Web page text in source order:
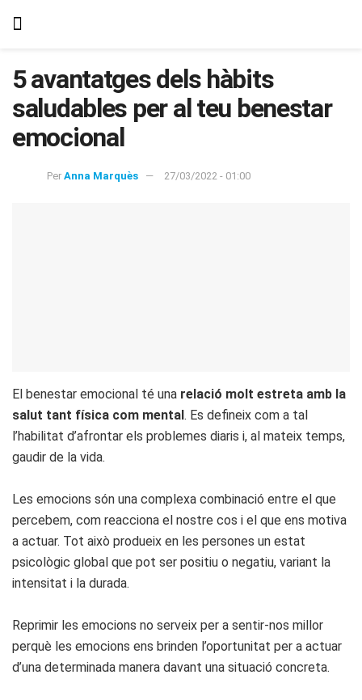
5 avantatges dels hàbits
saludables per al teu benestar
emocional
Per Anna Marquès 27/03/2022 - 01:00
El benestar emocional té una relació molt estreta amb la
salut tant física com mental. Es defineix com a tal
l’habilitat d’afrontar els problemes diaris i, al mateix temps,
gaudir de la vida.
Les emocions són una complexa combinació entre el que
percebem, com reacciona el nostre cos i el que ens motiva
a actuar. Tot això produeix en les persones un estat
psicològic global que pot ser positiu o negatiu, variant la
intensitat i la durada.
Reprimir les emocions no serveix per a sentir-nos millor
perquè les emocions ens brinden l’oportunitat per a actuar
d’una determinada manera davant una situació concreta.